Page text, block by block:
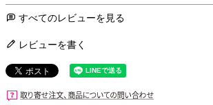
すべてのレビューを見る
レビューを書く